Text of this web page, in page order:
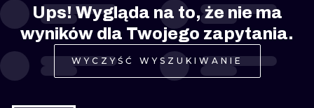
PRAGA LONDYN
RYCINOWE
Ups! Wygląda na to, że nie ma
wyników dla Twojego zapytania.
WYCZYŚĆ WYSZUKIWANIE